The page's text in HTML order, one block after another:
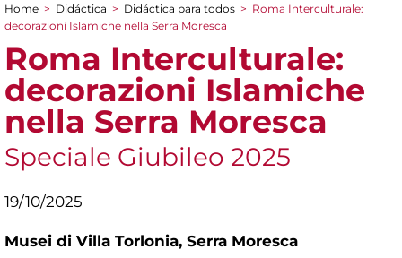
You are here
Home > Didáctica > Didáctica para todos > Roma Interculturale:
decorazioni Islamiche nella Serra Moresca
Roma Interculturale:
decorazioni Islamiche
nella Serra Moresca
Speciale Giubileo 2025
19/10/2025
Musei di Villa Torlonia, Serra Moresca